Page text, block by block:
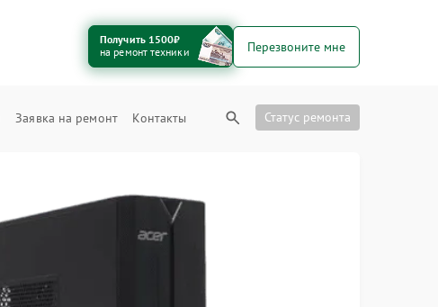
Получить 1500₽
на ремонт техники
Перезвоните мне
Заявка на ремонт Контакты Статус ремонта